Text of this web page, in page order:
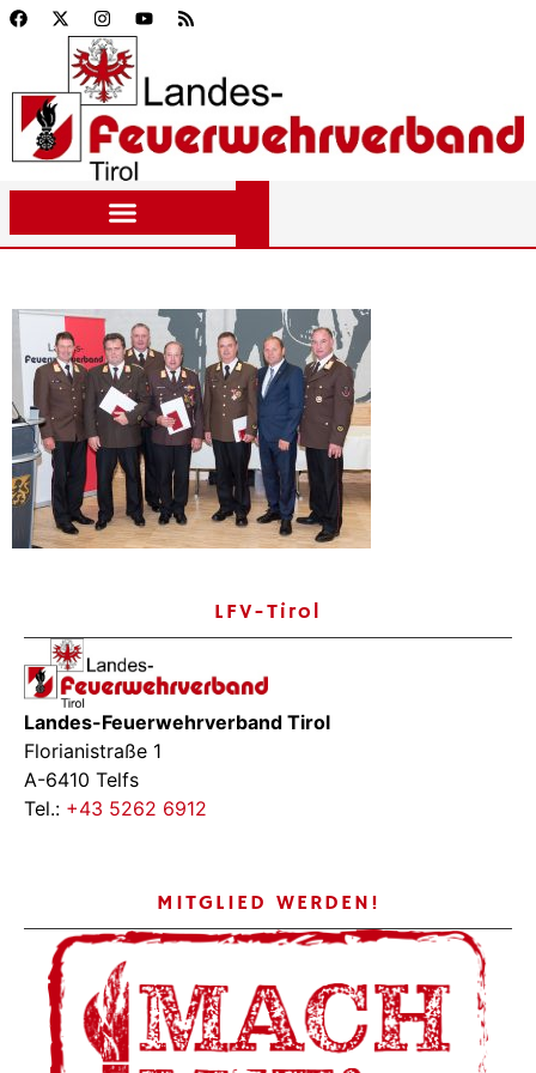
LFV-Tirol
Landes-Feuerwehrverband Tirol
Florianistraße 1
A-6410 Telfs
Tel.: +43 5262 6912
MITGLIED WERDEN!